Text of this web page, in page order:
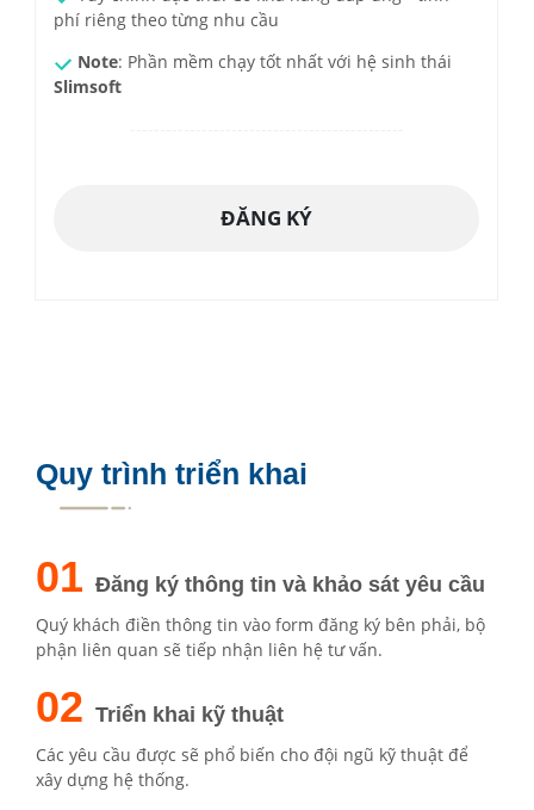
phí riêng theo từng nhu cầu
Note: Phần mềm chạy tốt nhất với hệ sinh thái
Slimsoft
ĐĂNG KÝ
Quy trình triển khai
01 Đăng ký thông tin và khảo sát yêu cầu
Quý khách điền thông tin vào form đăng ký bên phải, bộ
phận liên quan sẽ tiếp nhận liên hệ tư vấn.
02 Triển khai kỹ thuật
Các yêu cầu được sẽ phổ biến cho đội ngũ kỹ thuật để
xây dựng hệ thống.